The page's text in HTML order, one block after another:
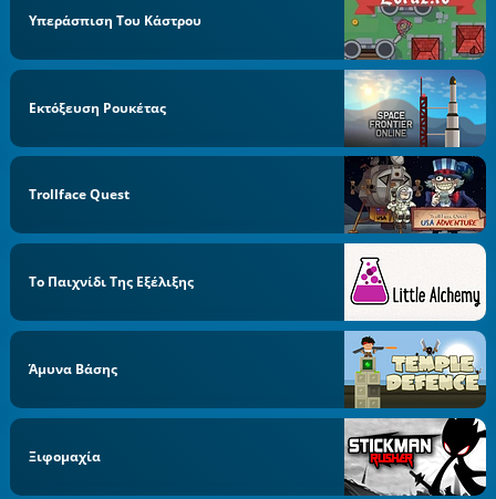
Υπεράσπιση Του Κάστρου
Εκτόξευση Ρουκέτας
Trollface Quest
Το Παιχνίδι Της Εξέλιξης
Άμυνα Βάσης
Ξιφομαχία